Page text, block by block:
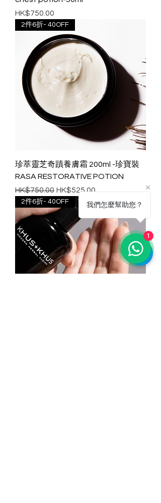
價格
HK$750.00
2件6折- 40OFF
珍萃靈芝奇蹟養膚霜 200ml -珍寶裝
RASA RESTORATIVE POTION
一般價格
HK$750.00 促銷價格
HK$525.00
2件6折- 40OFF 我們怎麼幫助您？
1